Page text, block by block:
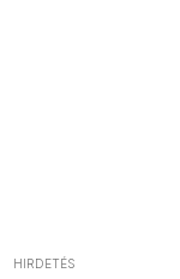
HIRDETÉS